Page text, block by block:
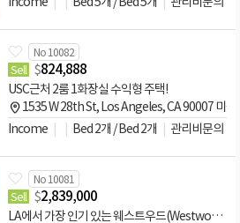
No 10082
Sell $824,888
USC근처 2룸 1화장실 수익형 주택!
1535 W 28th St, Los Angeles, CA 90007 미국
Income
Bed 2개 / Bed 2개 관리비문의
No 10081
Sell $2,839,000
LA에서 가장 인기 있는 웨스트우드(Westwood)지역 2층 단독주택 매매